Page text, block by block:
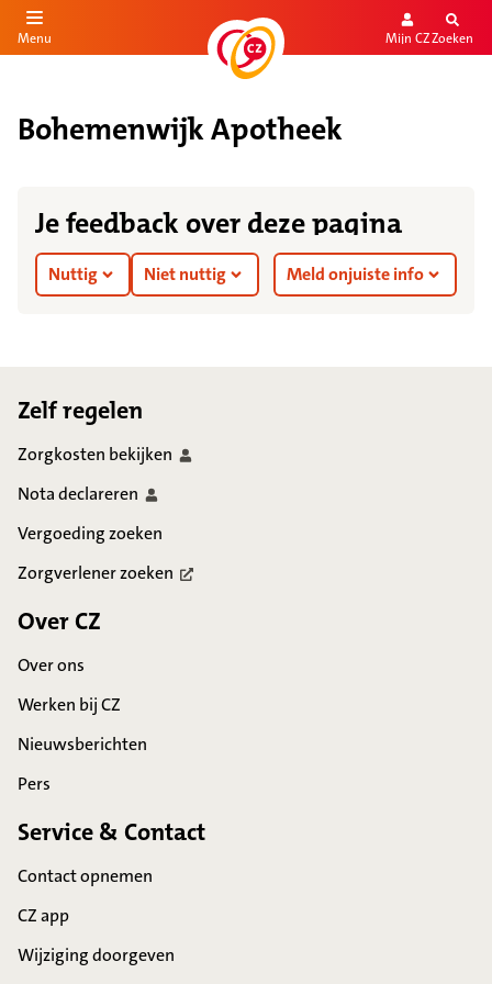
de inhoud
Menu Mijn CZZoeken
Bohemenwijk Apotheek
Je feedback over deze pagina
Nuttig Niet nuttig Meld onjuiste info
Zelf regelen
Zorgkosten bekijken
Notadeclareren
Vergoeding zoeken
Zorgverlenerzoeken
Over CZ
Over ons
Werken bij CZ
Nieuwsberichten
Pers
Service & Contact
Contact opnemen
CZ app
Wijziging doorgeven